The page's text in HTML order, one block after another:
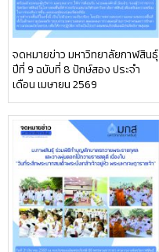
จดหมายข่าว มหาวิทยาลัยกาฬสินธุ์
ปีที่ 9 ฉบับที่ 8 ปักษ์สอง ประจำ
เดือน เมษายน 2569